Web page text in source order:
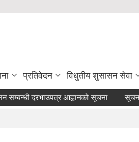
प्रतिवेदन विधुतीय शुसासन सेवा
दरभाउपत्र आह्वानको सूचना सूचना